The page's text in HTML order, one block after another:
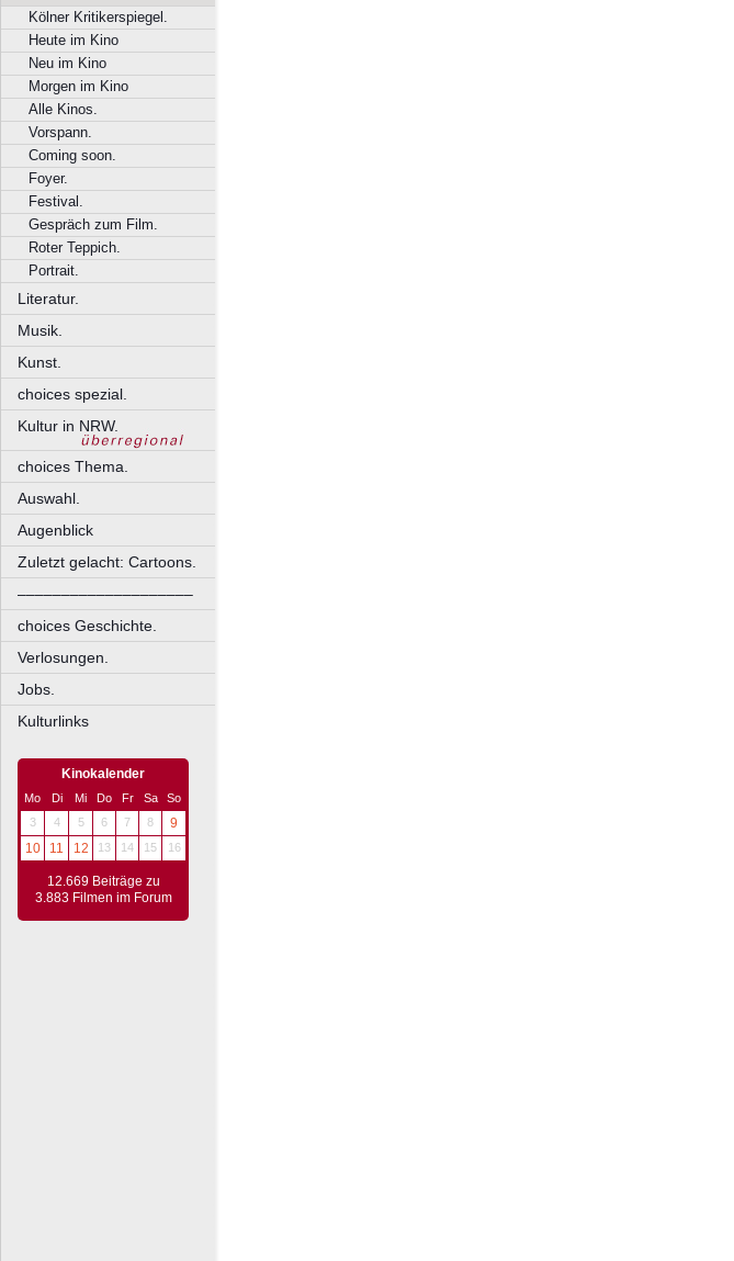
Kölner Kritikerspiegel.
Heute im Kino
Neu im Kino
Morgen im Kino
Alle Kinos.
Vorspann.
Coming soon.
Foyer.
Festival.
Gespräch zum Film.
Roter Teppich.
Portrait.
Literatur.
Musik.
Kunst.
choices spezial.
Kultur in NRW.
choices Thema.
Auswahl.
Augenblick
Zuletzt gelacht: Cartoons.
––––––––––––––––––––
choices Geschichte.
Verlosungen.
Jobs.
Kulturlinks
Kinokalender
Mo Di Mi Do Fr Sa
So
3
4 5 6 7 8
9
10
11 12 13 14 15 16
12.669 Beiträge zu
3.883 Filmen im Forum